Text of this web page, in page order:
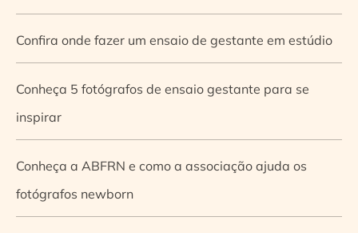
Confira onde fazer um ensaio de gestante em estúdio
Conheça 5 fotógrafos de ensaio gestante para se
inspirar
Conheça a ABFRN e como a associação ajuda os
fotógrafos newborn